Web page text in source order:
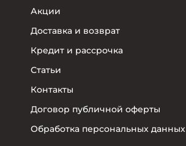
Акции
Доставка и возврат
Кредит и рассрочка
Статьи
Контакты
Договор публичной оферты
Обработка персональных данных